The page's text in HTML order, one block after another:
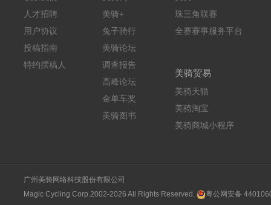
人才招聘
用户协议
投稿指南
特约撰稿人
美骑+
兔子骑行
美骑论坛
调查报告
高峰论坛
金单车奖
美骑图书
珠三角联赛
全赛赛事服务平台
美骑贸易
美骑天猫
美骑淘宝
美骑商城小程序
广州美骑网络科技股份有限公司
Magic Cycling Corp.2002-2026 All Rights Reserved.
粤公网安备